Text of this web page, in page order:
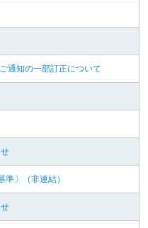
通知の一部訂正について
〕（非連結）